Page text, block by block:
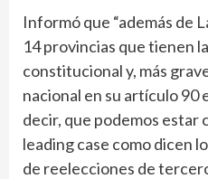
Informó que “además de
14 provincias que tienen
constitucional y, más
nacional en su artículo 90
decir, que podemos estar
leading case como dicen
de reelecciones de